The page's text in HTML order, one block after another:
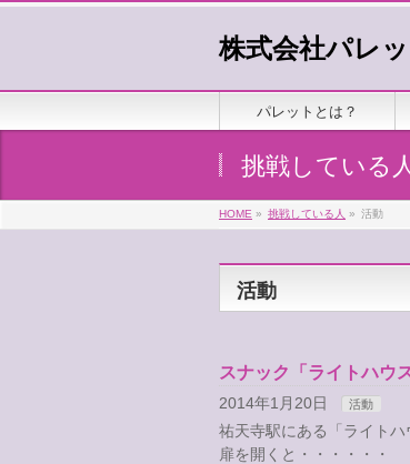
株式会社パレ
パレットとは？
挑戦している
HOME » 挑戦している人 » 活動
活動
スナック「ライトハウ
2014年1月20日 活動
祐天寺駅にある「ライ
扉を開くと・・・・・